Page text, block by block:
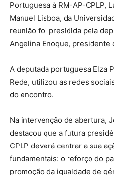
Portuguesa à RM-AP-CPLP,
Manuel Lisboa, da
reunião foi presidida pela
Angelina Enoque, presidente
A deputada portuguesa Elza
Rede, utilizou as redes
do encontro.
Na intervenção de abertura,
destacou que a futura
CPLP deverá centrar a sua
fundamentais: o reforço do
promoção da igualdade de